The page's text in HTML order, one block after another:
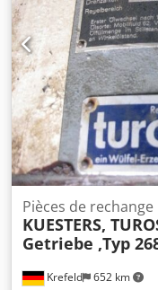
Krefeld 652 km
Pièces de rechange
KUESTERS,
Getriebe ,Typ